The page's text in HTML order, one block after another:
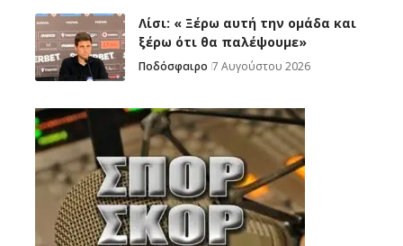
Λίσι: « Ξέρω αυτή την ομάδα και
ξέρω ότι θα παλέψουμε»
Ποδόσφαιρο 7 Αυγούστου 2026